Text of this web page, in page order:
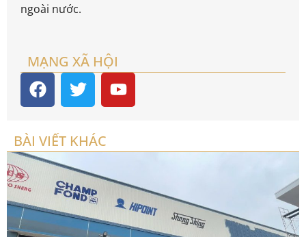
ngoài nước.
MẠNG XÃ HỘI
BÀI VIẾT KHÁC